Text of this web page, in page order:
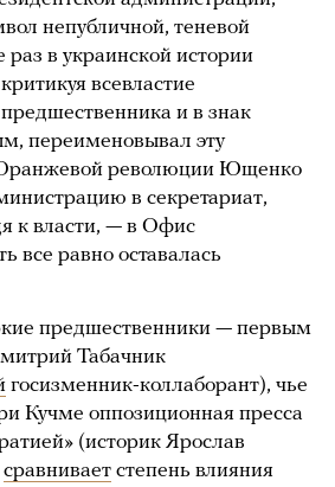
непубличной, теневой
раз в украинской истории
всевластие
и в знак
переименовывал эту
Оранжевой революции Ющенко
в секретариат,
к власти, — в Офис
все равно оставалась
предшественники — первым
Табачник
госизменник-коллаборант), чье
Кучме оппозиционная пресса
(историк Ярослав
сравнивает степень влияния